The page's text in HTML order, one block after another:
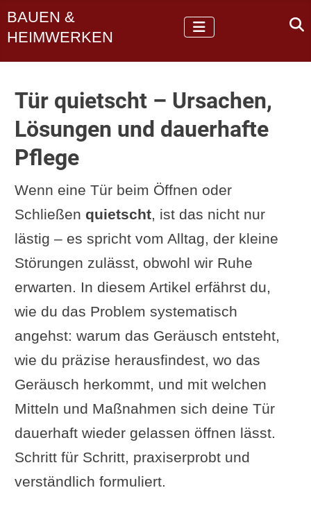
BAUEN &
HEIMWERKEN
Tür quietscht – Ursachen,
Lösungen und dauerhafte
Pflege
Wenn eine Tür beim Öffnen oder
Schließen quietscht, ist das nicht nur
lästig – es spricht vom Alltag, der kleine
Störungen zulässt, obwohl wir Ruhe
erwarten. In diesem Artikel erfährst du,
wie du das Problem systematisch
angehst: warum das Geräusch entsteht,
wie du präzise herausfindest, wo das
Geräusch herkommt, und mit welchen
Mitteln und Maßnahmen sich deine Tür
dauerhaft wieder gelassen öffnen lässt.
Schritt für Schritt, praxiserprobt und
verständlich formuliert.